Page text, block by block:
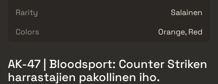
Rarity
Salainen
Colors
Orange, Red
AK-47 | Bloodsport: Counter Striken
harrastajien pakollinen iho.